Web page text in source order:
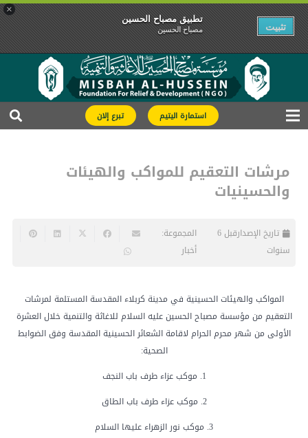
×
تطبیق مصباح الحسین
مصباح الحسین تثبیت
استمارة اليتيم تبرع إلان
مرشات التعقيم للمواكب والهيئات
والحسينيات
تاريخ الإصدار
قبل 6
سنوات
المجموعة:
أخبار
المواكب والهيئات الحسينية في مدينة كربلاء المقدسة المستلمة لمرشات
التعقيم من مؤسسة مصباح الحسين عليه السلام للاغاثة والتنمية خلال العشرة
الأولى من شهر محرم الحرام لاقامة الشعائر الحسينية المقدسة وفق الضوابط
الصحية:
1. موكب عزاء طرف باب النجف
2. موكب عزاء طرف باب الطاق
3. موكب نور الزهراء عليها السلام